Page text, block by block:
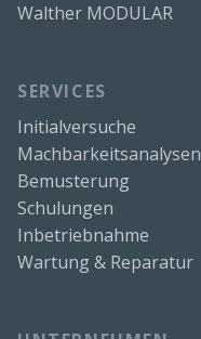
Walther MODULAR
SERVICES
Initialversuche
Machbarkeitsanalysen
Bemusterung
Schulungen
Inbetriebnahme
Wartung & Reparatur